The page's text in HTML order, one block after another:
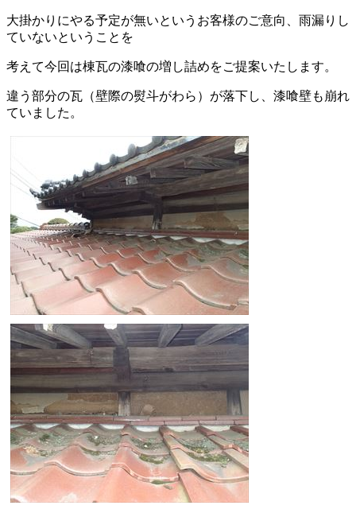
大掛かりにやる予定が無いというお客様のご意向、雨漏りし
ていないということを
考えて今回は棟瓦の漆喰の増し詰めをご提案いたします。
違う部分の瓦（壁際の熨斗がわら）が落下し、漆喰壁も崩れ
ていました。